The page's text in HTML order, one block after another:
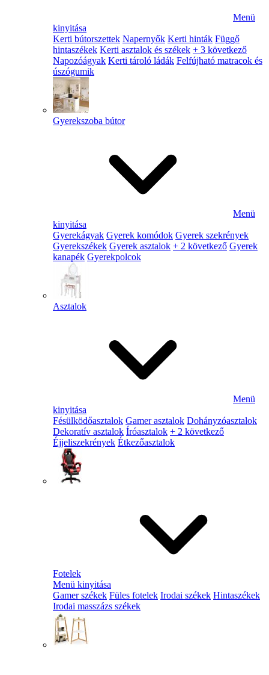
Menü
kinyitása
Kerti bútorszettek Napernyők Kerti hinták Függő
hintaszékek Kerti asztalok és székek + 3 következő
Napozóágyak Kerti tároló ládák Felfújható matracok és
úszógumik
Gyerekszoba bútor
Menü
kinyitása
Gyerekágyak Gyerek komódok Gyerek szekrények
Gyerekszékek Gyerek asztalok + 2 következő Gyerek
kanapék Gyerekpolcok
Asztalok
Menü
kinyitása
Fésülködőasztalok Gamer asztalok Dohányzóasztalok
Dekoratív asztalok Íróasztalok + 2 következő
Éjjeliszekrények Étkezőasztalok
Fotelek
Menü kinyitása
Gamer székek Füles fotelek Irodai székek Hintaszékek
Irodai masszázs székek